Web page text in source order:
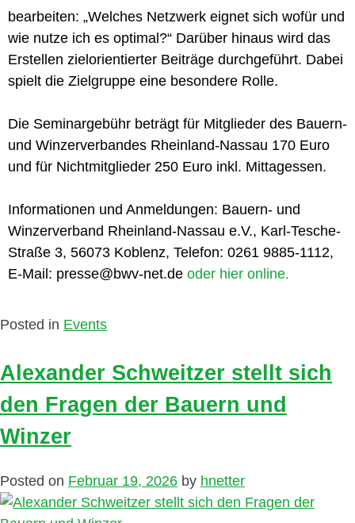
bearbeiten: „Welches Netzwerk eignet sich wofür und
wie nutze ich es optimal?“ Darüber hinaus wird das
Erstellen zielorientierter Beiträge durchgeführt. Dabei
spielt die Zielgruppe eine besondere Rolle.
Die Seminargebühr beträgt für Mitglieder des Bauern-
und Winzerverbandes Rheinland-Nassau 170 Euro
und für Nichtmitglieder 250 Euro inkl. Mittagessen.
Informationen und Anmeldungen: Bauern- und
Winzerverband Rheinland-Nassau e.V., Karl-Tesche-
Straße 3, 56073 Koblenz, Telefon: 0261 9885-1112,
E-Mail: presse@bwv-net.de oder hier online.
Posted in Events
Alexander Schweitzer stellt sich
den Fragen der Bauern und
Winzer
Posted on Februar 19, 2026 by hnetter